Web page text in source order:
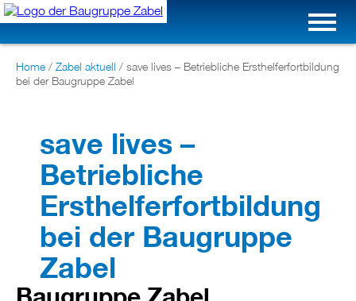
Home / Zabel aktuell / save lives – Betriebliche Ersthelferfortbildung
bei der Baugruppe Zabel
save lives –
Betriebliche
Ersthelferfortbildung
bei der Baugruppe
Zabel